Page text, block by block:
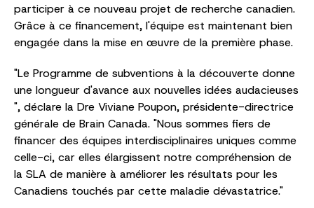
participer à ce nouveau projet de recherche canadien.
Grâce à ce financement, l'équipe est maintenant bien
engagée dans la mise en œuvre de la première phase.
"Le Programme de subventions à la découverte donne
une longueur d'avance aux nouvelles idées audacieuses
", déclare la Dre Viviane Poupon, présidente-directrice
générale de Brain Canada. "Nous sommes fiers de
financer des équipes interdisciplinaires uniques comme
celle-ci, car elles élargissent notre compréhension de
la SLA de manière à améliorer les résultats pour les
Canadiens touchés par cette maladie dévastatrice."